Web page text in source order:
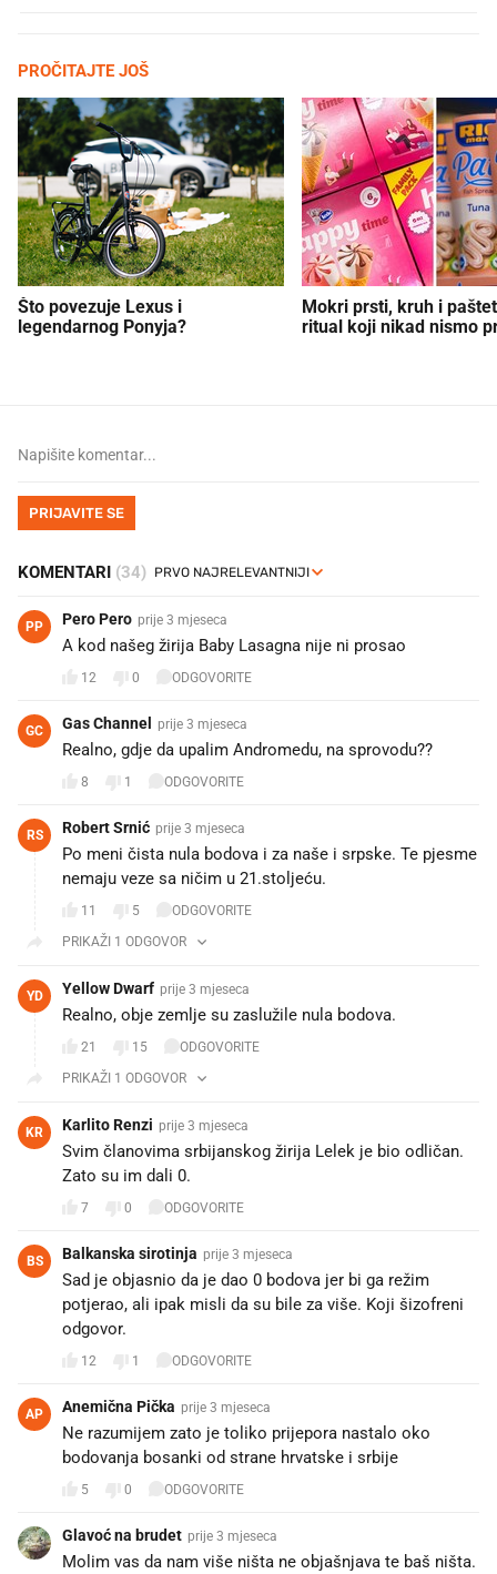
PROČITAJTE JOŠ
Što povezuje Lexus i
legendarnog Ponyja?
Mokri prsti, kruh i
ritual koji nikad nismo
PRIJAVITE SE
KOMENTARI (34)
PP Pero Pero prije 3 mjeseca
A kod našeg žirija Baby Lasagna nije ni prosao
12 0 ODGOVORITE
GC Gas Channel prije 3 mjeseca
Realno, gdje da upalim Andromedu, na sprovodu??
8 1 ODGOVORITE
RS Robert Srnić prije 3 mjeseca
Po meni čista nula bodova i za naše i srpske. Te pjesme
nemaju veze sa ničim u 21.stoljeću.
11 5
ODGOVORITE
PRIKAŽI 1 ODGOVOR
YD Yellow Dwarf prije 3 mjeseca
Realno, obje zemlje su zaslužile nula bodova.
21 15
ODGOVORITE
PRIKAŽI 1 ODGOVOR
KR Karlito Renzi prije 3 mjeseca
Svim članovima srbijanskog žirija Lelek je bio odličan.
Zato su im dali 0.
7 0 ODGOVORITE
BS Balkanska sirotinja prije 3 mjeseca
Sad je objasnio da je dao 0 bodova jer bi ga režim
potjerao, ali ipak misli da su bile za više. Koji šizofreni
odgovor.
12 1 ODGOVORITE
AP Anemična Pička prije 3 mjeseca
Ne razumijem zato je toliko prijepora nastalo oko
bodovanja bosanki od strane hrvatske i srbije
5 0 ODGOVORITE
Glavoć na brudet prije 3 mjeseca
Molim vas da nam više ništa ne objašnjava te baš ništa.